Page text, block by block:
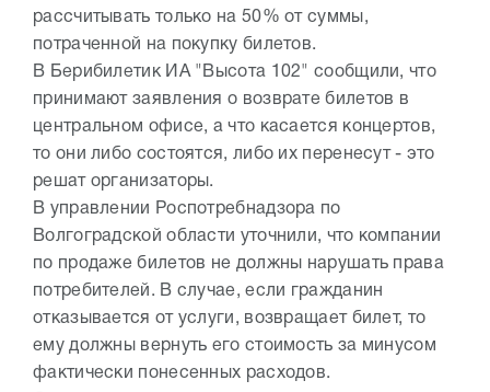
рассчитывать только на 50% от суммы,
потраченной на покупку билетов.
В Берибилетик ИА "Высота 102" сообщили, что
принимают заявления о возврате билетов в
центральном офисе, а что касается концертов,
то они либо состоятся, либо их перенесут - это
решат организаторы.
В управлении Роспотребнадзора по
Волгоградской области уточнили, что компании
по продаже билетов не должны нарушать права
потребителей. В случае, если гражданин
отказывается от услуги, возвращает билет, то
ему должны вернуть его стоимость за минусом
фактически понесенных расходов.